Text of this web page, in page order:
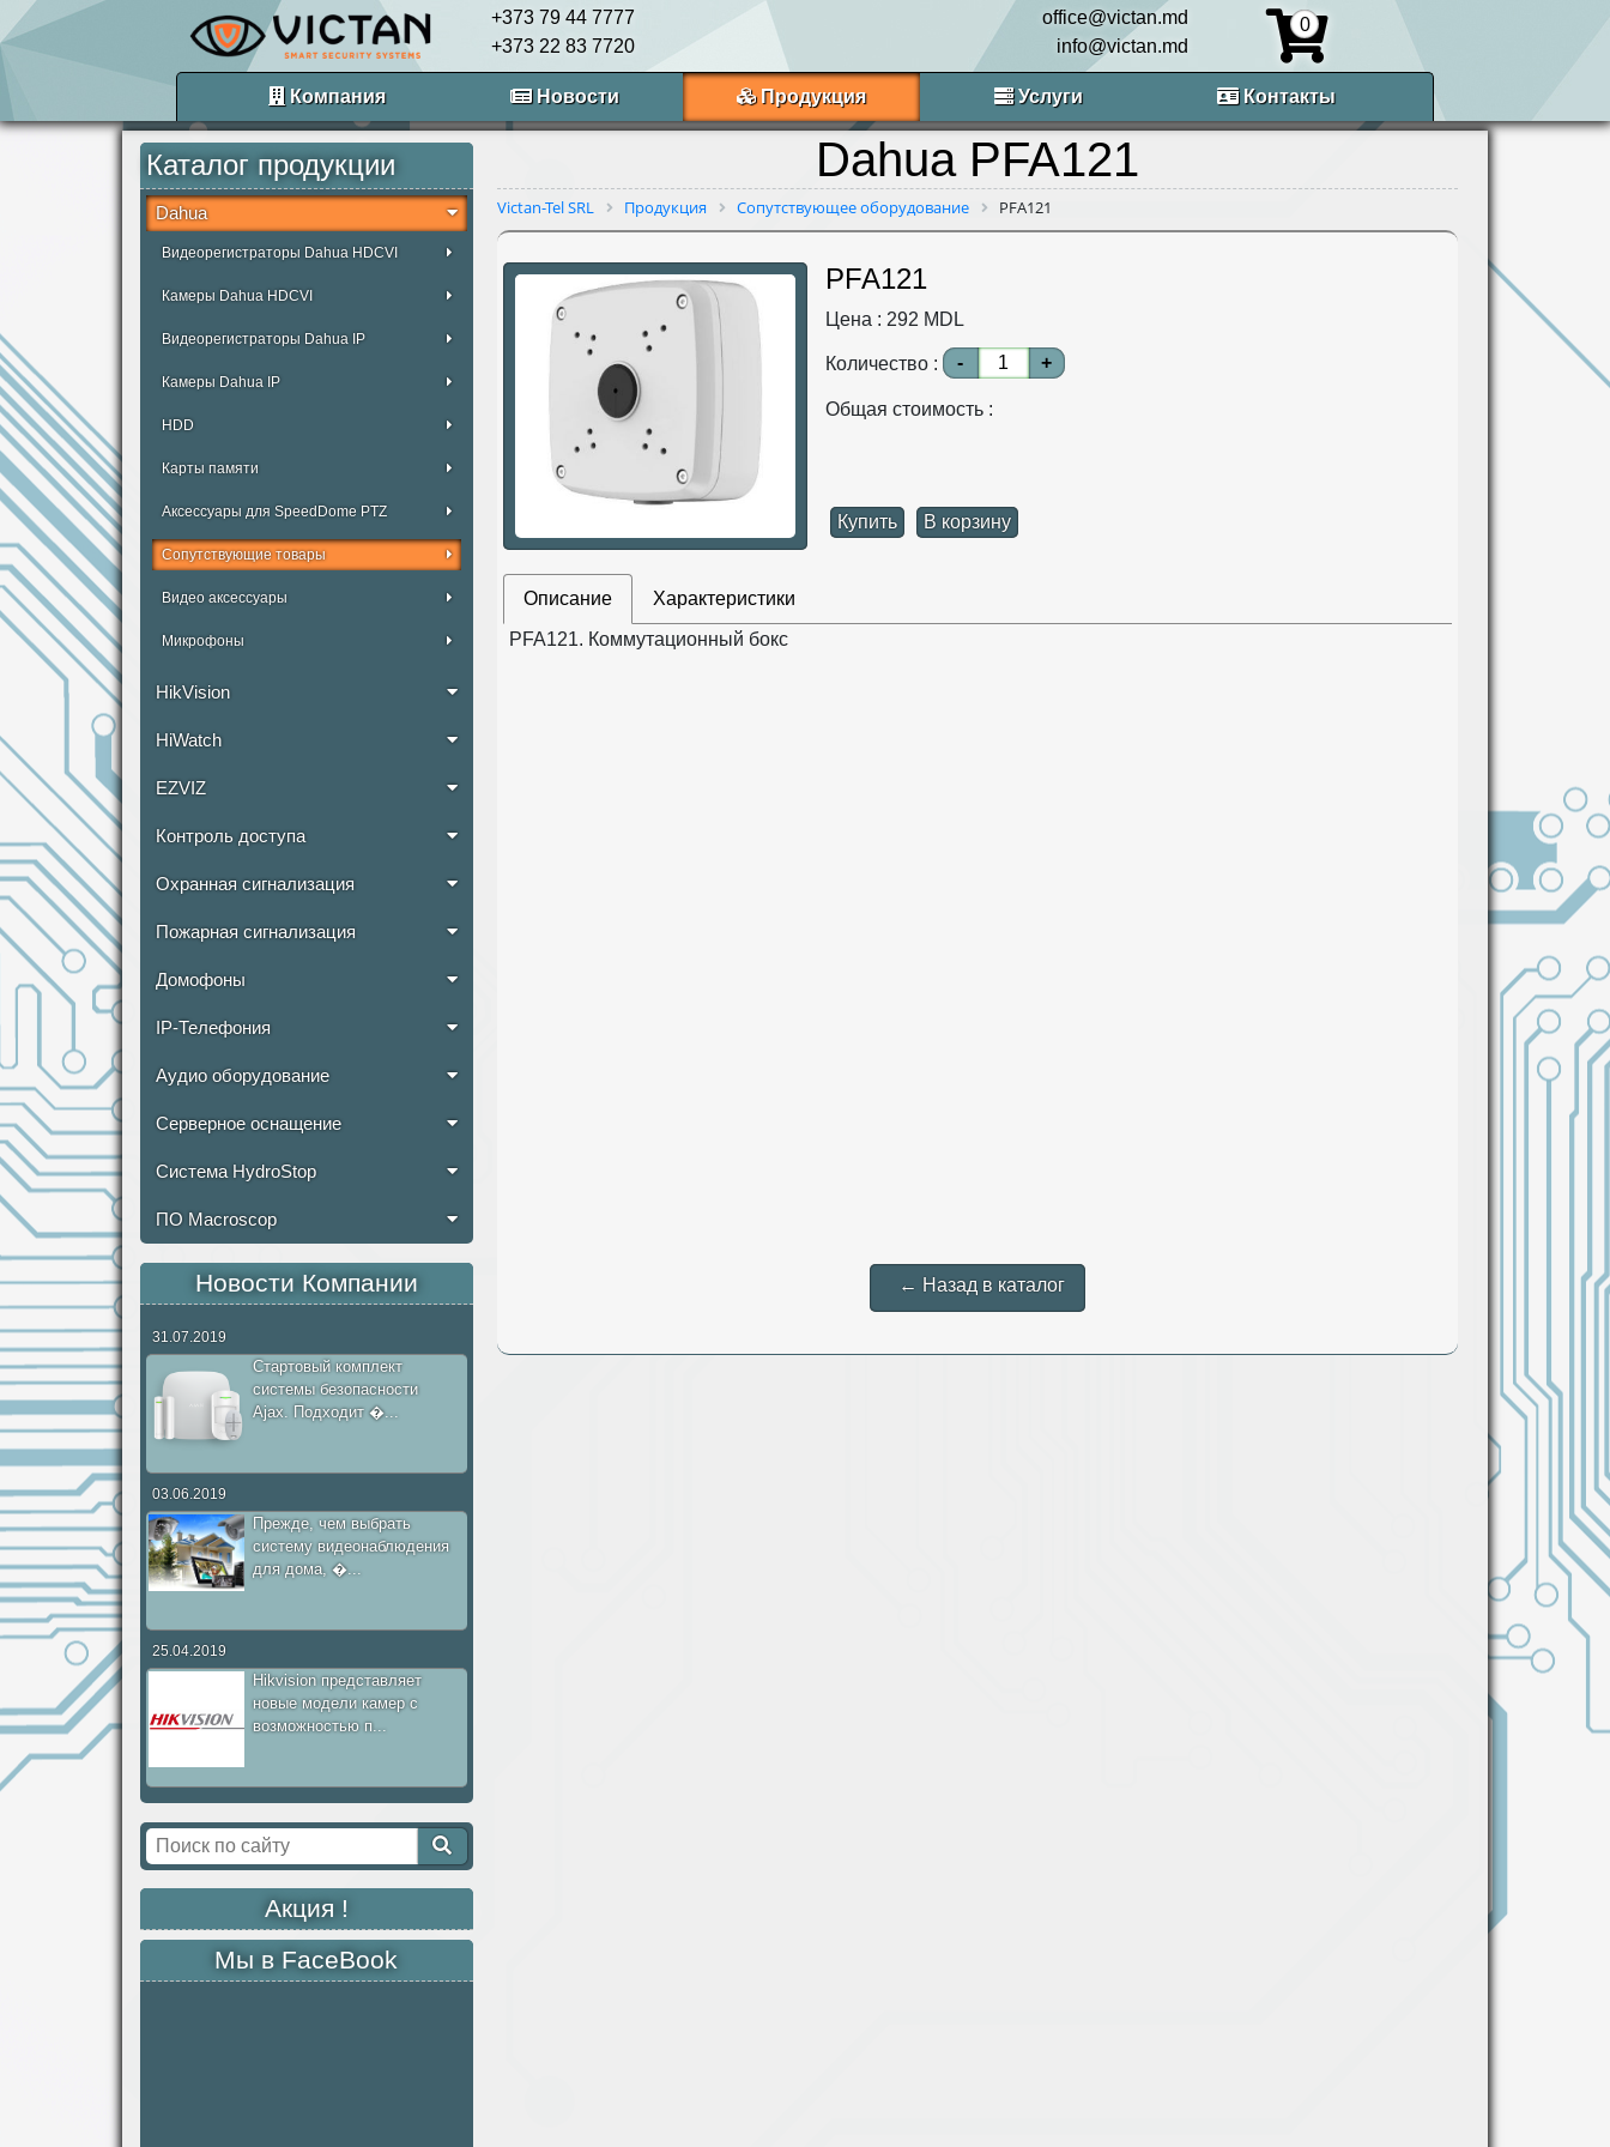
+373 79 44 7777
+373 22 83 7720
office@victan.md
info@victan.md
0
Компания Новости Продукция Услуги Контакты
Каталог продукции
Dahua
Видеорегистраторы Dahua HDCVI
Камеры Dahua HDCVI
Видеорегистраторы Dahua IP
Камеры Dahua IP
HDD
Карты памяти
Аксессуары для SpeedDome PTZ
Сопутствующие товары
Видео аксессуары
Микрофоны
HikVision
HiWatch
EZVIZ
Контроль доступа
Охранная сигнализация
Пожарная сигнализация
Домофоны
IP-Телефония
Аудио оборудование
Серверное оснащение
Система HydroStop
ПО Macroscop
Новости Компании
31.07.2019
Стартовый комплект
системы безопасности
Ajax. Подходит �...
03.06.2019
Прежде, чем выбрать
систему видеонаблюдения
для дома, �...
25.04.2019
Hikvision представляет
новые модели камер с
возможностью п...
Акция !
Мы в FaceBook
Dahua PFA121
Victan-Tel SRL Продукция Сопутствующее оборудование PFA121
PFA121
Цена : 292 MDL
Количество : - +
Общая стоимость :
Купить В корзину
Описание
Характеристики
PFA121. Коммутационный бокс
← Назад в каталог